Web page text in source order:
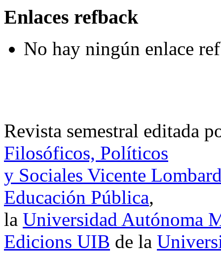
Enlaces refback
No hay ningún enlace
Revista semestral editada
Filosóficos, Políticos
y Sociales Vicente
Educación Pública,
la Universidad Autónoma
Edicions UIB de la